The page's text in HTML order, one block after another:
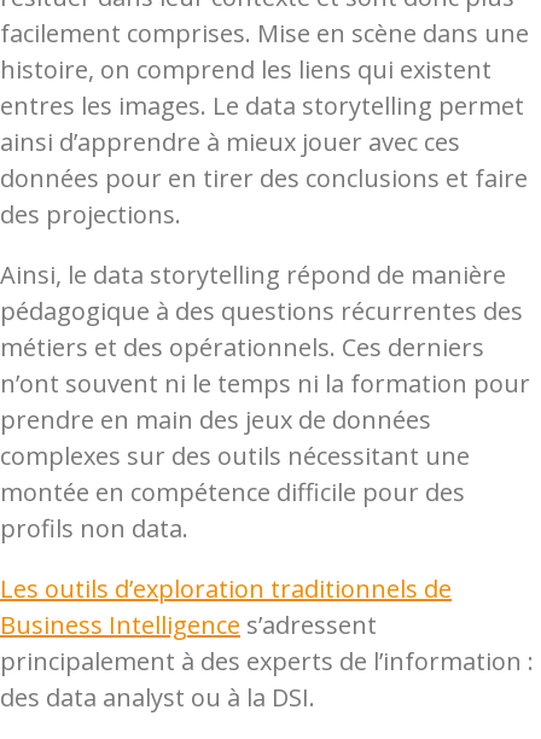
facilement comprises. Mise en scène dans une
histoire, on comprend les liens qui existent
entres les images. Le data storytelling permet
ainsi d’apprendre à mieux jouer avec ces
données pour en tirer des conclusions et faire
des projections.
Ainsi, le data storytelling répond de manière
pédagogique à des questions récurrentes des
métiers et des opérationnels. Ces derniers
n’ont souvent ni le temps ni la formation pour
prendre en main des jeux de données
complexes sur des outils nécessitant une
montée en compétence difficile pour des
profils non data.
Les outils d’exploration traditionnels de
Business Intelligence s’adressent
principalement à des experts de l’information :
des data analyst ou à la DSI.